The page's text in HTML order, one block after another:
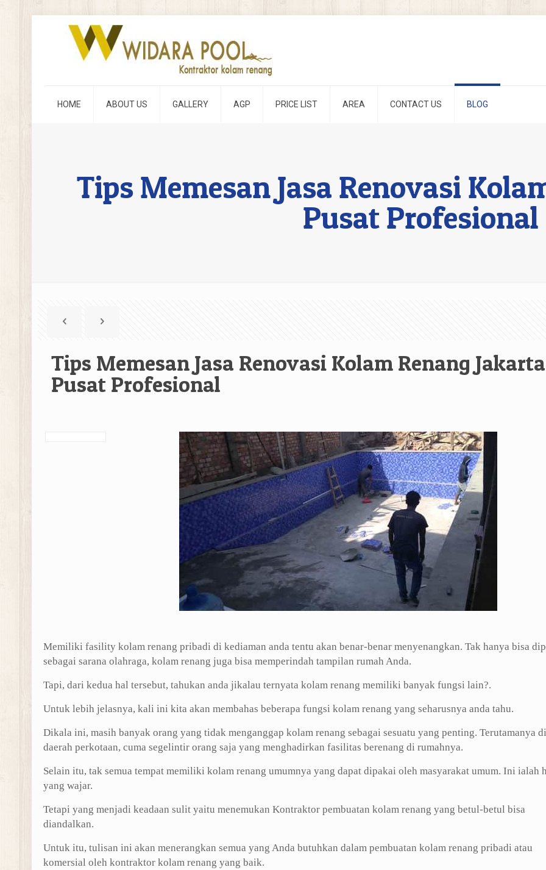
HOME ABOUT US GALLERY AGP PRICE LIST AREA CONTACT US BLOG
Tips Memesan Jasa Renovasi
Pusat Profesional
Tips Memesan Jasa Renovasi Kolam Renang Jakarta
Pusat Profesional
Memiliki fasility kolam renang pribadi di kediaman anda tentu akan benar-benar menyenangkan. Tak hanya bisa
sebagai sarana olahraga, kolam renang juga bisa memperindah tampilan rumah Anda.
Tapi, dari kedua hal tersebut, tahukan anda jikalau ternyata kolam renang memiliki banyak fungsi lain?.
Untuk lebih jelasnya, kali ini kita akan membahas beberapa fungsi kolam renang yang seharusnya anda tahu.
Dikala ini, masih banyak orang yang tidak menganggap kolam renang sebagai sesuatu yang penting. Terutamanya
daerah perkotaan, cuma segelintir orang saja yang menghadirkan fasilitas berenang di rumahnya.
Selain itu, tak semua tempat memiliki kolam renang umumnya yang dapat dipakai oleh masyarakat umum. Ini ialah
yang wajar.
Tetapi yang menjadi keadaan sulit yaitu menemukan Kontraktor pembuatan kolam renang yang betul-betul bisa
diandalkan.
Untuk itu, tulisan ini akan menerangkan semua yang Anda butuhkan dalam pembuatan kolam renang pribadi atau
komersial oleh kontraktor kolam renang yang baik.